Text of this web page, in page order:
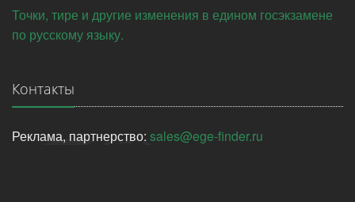
Точки, тире и другие изменения в едином госэкзамене
по русскому языку.
Контакты
Реклама, партнерство: sales@ege-finder.ru